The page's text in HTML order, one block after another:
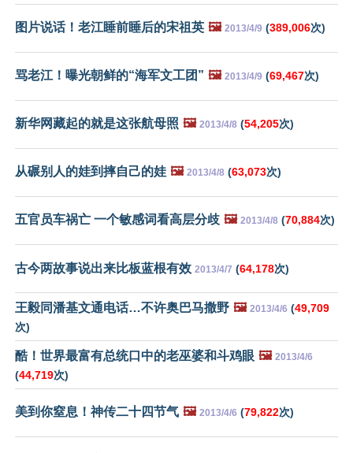
图片说话！老江睡前睡后的宋祖英 🖼️ 2013/4/9 (389,006次)
骂老江！曝光朝鲜的“海军文工团” 🖼️ 2013/4/9 (69,467次)
新华网藏起的就是这张航母照 🖼️ 2013/4/8 (54,205次)
从碾别人的娃到摔自己的娃 🖼️ 2013/4/8 (63,073次)
五官员车祸亡 一个敏感词看高层分歧 🖼️ 2013/4/8 (70,884次)
古今两故事说出来比板蓝根有效 2013/4/7 (64,178次)
王毅同潘基文通电话…不许奥巴马撒野 🖼️ 2013/4/6 (49,709
次)
酷！世界最富有总统口中的老巫婆和斗鸡眼 🖼️ 2013/4/6
(44,719次)
美到你窒息！神传二十四节气 🖼️ 2013/4/6 (79,822次)